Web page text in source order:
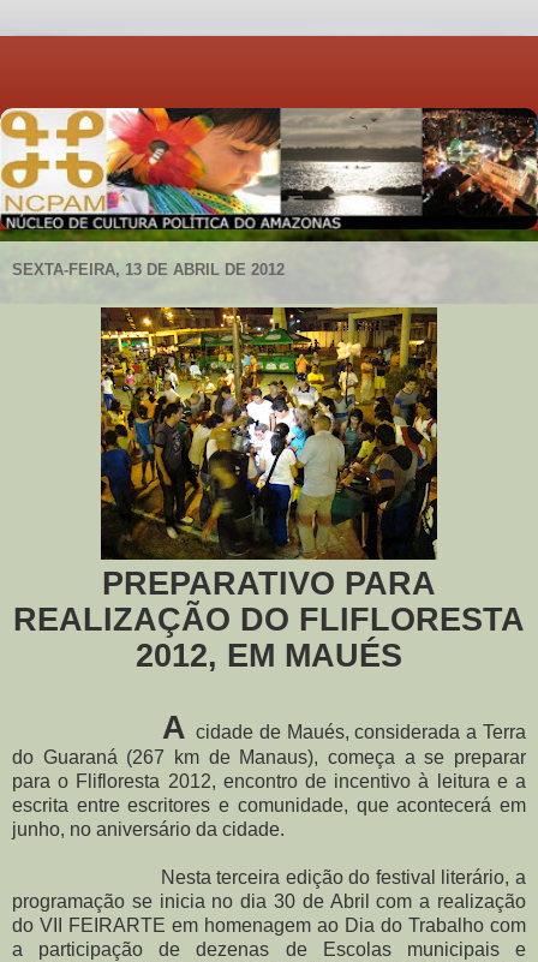
SEXTA-FEIRA, 13 DE ABRIL DE 2012
PREPARATIVO PARA
REALIZAÇÃO DO FLIFLORESTA
2012, EM MAUÉS
Acidade de Maués, considerada a Terra
do Guaraná (267 km de Manaus), começa a se preparar
para o Flifloresta 2012, encontro de incentivo à leitura e a
escrita entre escritores e comunidade, que acontecerá em
junho, no aniversário da cidade.
Nesta terceira edição do festival literário, a
programação se inicia no dia 30 de Abril com a realização
do VII FEIRARTE em homenagem ao Dia do Trabalho com
a participação de dezenas de Escolas municipais e